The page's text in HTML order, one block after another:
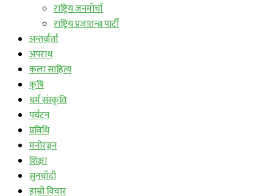
राष्ट्रिय जनमोर्चा
राष्ट्रिय प्रजातन्त्र पार्टी
अन्तर्वार्ता
अपराध
कला साहित्य
कृषि
धर्म संस्कृति
पर्यटन
प्रविधि
मनोरञ्जन
शिक्षा
सुनचाँदी
हाम्रो विचार